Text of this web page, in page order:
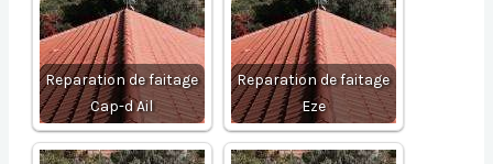
Reparation de faitage
Cap-d Ail
Reparation de faitage
Eze